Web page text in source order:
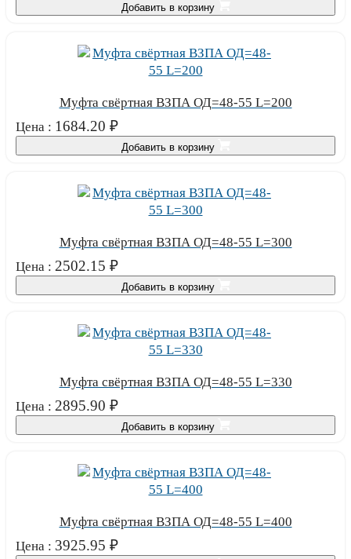
Добавить в корзину
Муфта свёртная ВЗПА ОД=48-55 L=200
Цена : 1684.20 ₽
Добавить в корзину
Муфта свёртная ВЗПА ОД=48-55 L=300
Цена : 2502.15 ₽
Добавить в корзину
Муфта свёртная ВЗПА ОД=48-55 L=330
Цена : 2895.90 ₽
Добавить в корзину
Муфта свёртная ВЗПА ОД=48-55 L=400
Цена : 3925.95 ₽